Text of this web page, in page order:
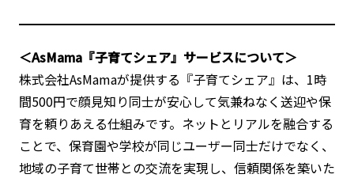
＜AsMama『子育てシェア』サービスについて＞
株式会社AsMamaが提供する『子育てシェア』は、1時
間500円で顔見知り同士が安心して気兼ねなく送迎や保
育を頼りあえる仕組みです。ネットとリアルを融合する
ことで、保育園や学校が同じユーザー同士だけでなく、
地域の子育て世帯との交流を実現し、信頼関係を築いた